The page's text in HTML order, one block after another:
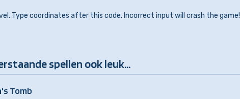
Type coordinates after this code. Incorrect input will crash the game!
spellen ook leuk...
Tomb